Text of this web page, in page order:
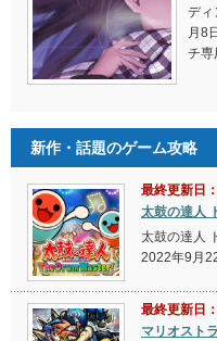
ディ
月8
チ
新作・話題のゲーム攻略
最終更新日
太鼓の達人
太鼓の達人
2022年9月
最終更新日
マリオスト